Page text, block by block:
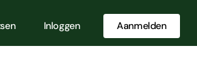
Inloggen Aanmelden